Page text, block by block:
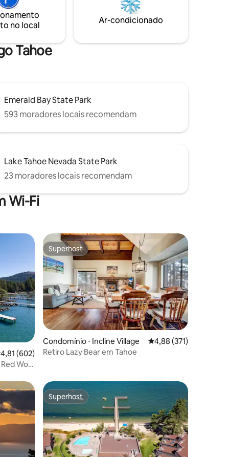
Sunnyside e do esqui de classe mundial
em Palisades (sede dos Jogos Olímpicos
de Inverno de 1960). Este pequeno
revigorado, relaxado e mais vivo.
no local
Ar-condicionado
Tahoe
Emerald Bay State Park
593 moradores locais recomendam
Lake Tahoe Nevada State Park
23 moradores locais recomendam
Wi-Fi
de uma avaliação média de 5, 602 avaliações
4,81 (602)
Wolf
Superhost
Superhost
Condomínio ⋅ Incline Village 4,88 de uma avaliação
4,88 (371)
Retiro Lazy Bear em Tahoe
hóspedes Superhost
Superhost